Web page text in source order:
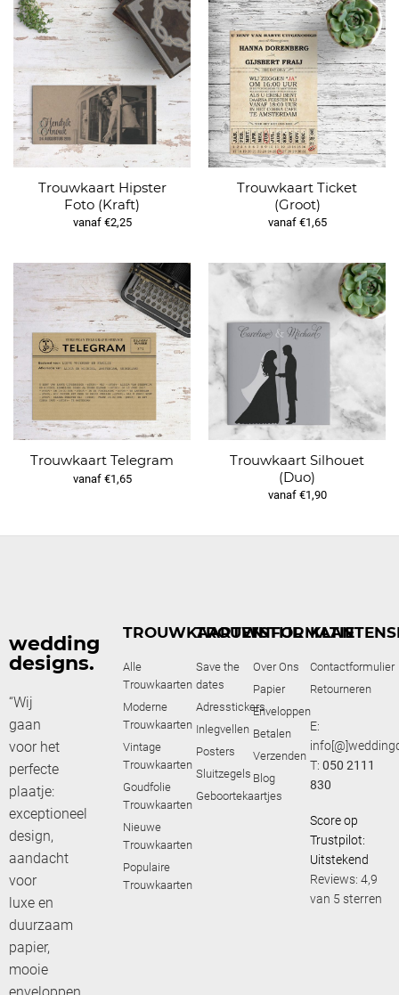
Trouwkaart Hipster
Foto (Kraft)
vanaf €2,25
Trouwkaart Ticket
(Groot)
vanaf €1,65
Trouwkaart Telegram
vanaf €1,65
Trouwkaart Silhouet
(Duo)
vanaf €1,90
wedding
designs.
“Wij
gaan
voor het
perfecte
plaatje:
exceptioneel
design,
aandacht
voor
luxe en
duurzaam
papier,
mooie
TROUWKAARTEN
Alle
Trouwkaarten
Moderne
Trouwkaarten
Vintage
Trouwkaarten
Goudfolie
Trouwkaarten
Nieuwe
Trouwkaarten
Populaire
Trouwkaarten
TROUWSTIJL
Save the
dates
Adresstickers
Inlegvellen
Posters
Sluitzegels
Geboortekaartjes
INFORMATIE
Over Ons
Papier
Enveloppen
Betalen
Verzenden
Blog
Contactformulier
Retourneren
E:
T:050 2111
830
Score op
Trustpilot:
Uitstekend
Reviews: 4,9
van 5 sterren